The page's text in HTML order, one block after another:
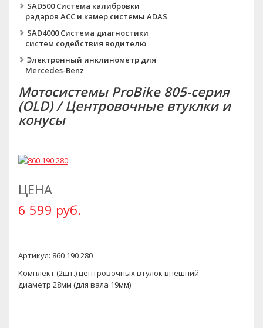
SAD500 Система калибровки
радаров ACC и камер системы ADAS
SAD4000 Система диагностики
систем содействия водителю
Электронный инклинометр для
Mercedes-Benz
Мотосистемы ProBike 805-серия
(OLD) / Центровочные втуклки и
конусы
ЦЕНА
6 599 руб.
Артикул: 860 190 280
Комплект (2шт.) центровочных втулок внешний
диаметр 28мм (для вала 19мм)